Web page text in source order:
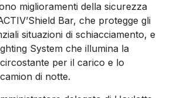
miglioramenti della sicurezza
Bar, che protegge gli
situazioni di schiacciamento, e
System che illumina la
per il carico e lo
di notte.